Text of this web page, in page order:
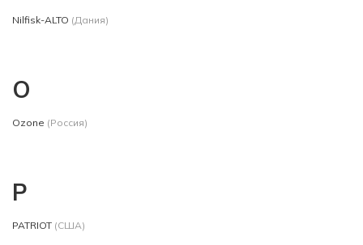
Nilfisk-ALTO (Дания)
O
Ozone (Россия)
P
PATRIOT (США)